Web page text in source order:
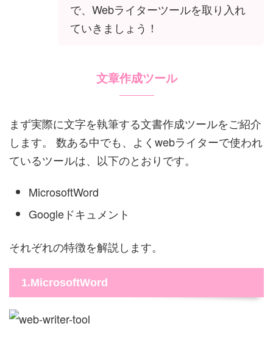
で、Webライターツールを取り入れ
ていきましょう！
文章作成ツール
まず実際に文字を執筆する文書作成ツールをご紹介
します。 数ある中でも、よくwebライターで使われ
ているツールは、以下のとおりです。
MicrosoftWord
Googleドキュメント
それぞれの特徴を解説します。
1.MicrosoftWord